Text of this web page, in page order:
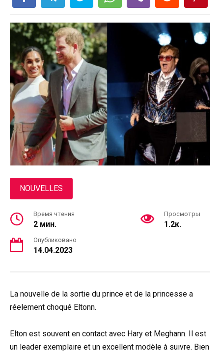
NOUVELLES
Время чтения
2 мин.
Просмотры
1.2к.
Опубликовано
14.04.2023
La nouvelle de la sortie du prince et de la princesse a
réelement choqué Eltonn.
Elton est souvent en contact avec Hary et Meghann. Il est
un leader exemplaire et un excellent modèle à suivre. Bien